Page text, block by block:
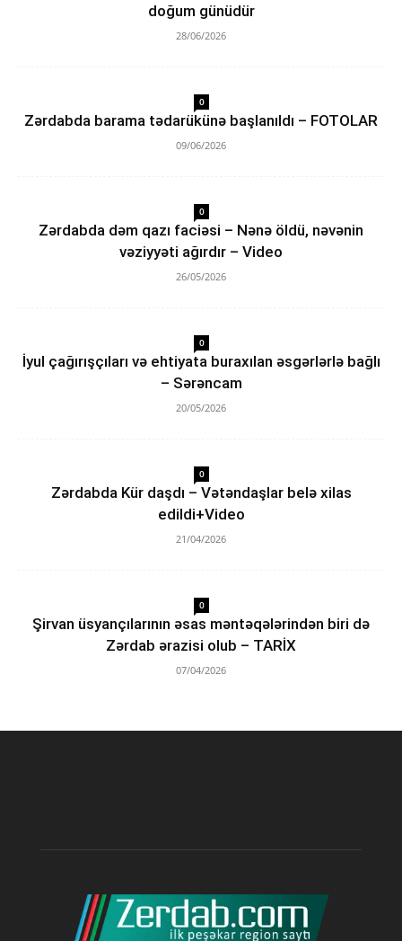
doğum günüdür
28/06/2026
0
Zərdabda barama tədarükünə başlanıldı – FOTOLAR
09/06/2026
0
Zərdabda dəm qazı faciəsi – Nənə öldü, nəvənin
vəziyyəti ağırdır – Video
26/05/2026
0
İyul çağırışçıları və ehtiyata buraxılan əsgərlərlə bağlı
– Sərəncam
20/05/2026
0
Zərdabda Kür daşdı – Vətəndaşlar belə xilas
edildi+Video
21/04/2026
0
Şirvan üsyançılarının əsas məntəqələrindən biri də
Zərdab ərazisi olub – TARİX
07/04/2026